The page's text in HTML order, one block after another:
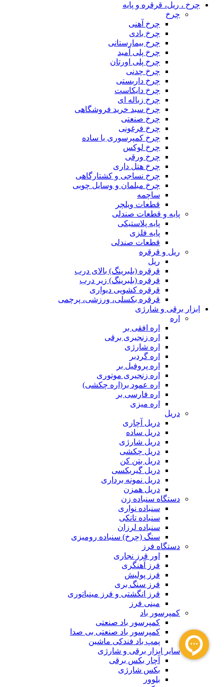
چرخ ، ریل، قرقره و پایه
چرخ
چرخ آهنی
چرخ بادی
چرخ بیمارستانی
چرخ پلی آمید
چرخ پلی اورتان
چرخ چدنی
چرخ داربستی
چرخ دایکاست
چرخ زباله ای
چرخ سبد خرید فروشگاهی
چرخ صنعتی
چرخ فرغونی
چرخ کمپرسوری یا ساده
چرخ لوکس
چرخ ورقی
چرخ هتل داری
چرخ نساجی و کشتارگاهی
چرخ مبلمان و وسایل چوبی
ساچمه
قطعات ویلچر
پایه و قطعات صندلی
پایه پلاستیکی
پایه فلزی
قطعات صندلی
ریل و قرقره
ریل
قرقره (بلبرینگ) بالای درب
قرقره (بلبرینگ) زیر درب
قرقره کشویی دیواری
قرقره بکسلی، ورزشی، پرچمی
ابزار برقی و شارژی
اره
اره افقی بر
اره زنجیری برقی
اره شارژی
اره گردبر
اره پروفیل بر
اره زنجیری موتوری
اره عمود بر(اره چکشی)
اره فارسی بر
اره میزی
دریل
دریل آچاری
دریل ساده
دریل شارژی
دریل چکشی
دریل بتن کن
دریل گیربکسی
دریل نمونه برداری
دریل همزن
دستگاه سنباده زن
سنباده نواری
سنباده تانکی
سنباده لرزان
سنگ (چرخ) سنباده رومیزی
دستگاه فرز
اور فرز نجاری
فرز آهنگری
فرز پولیش
فرز سنگ بری
فرز انگشتی و فرز مینیاتوری
مینی فرز
کمپرسور باد
کمپرسور باد صنعتی
کمپرسور باد صنعتی بی صدا
پمپ باد فندکی ماشین
سایر ابزار برقی و شارژی
آچار بکس برقی
بکس شارژی
بلوور